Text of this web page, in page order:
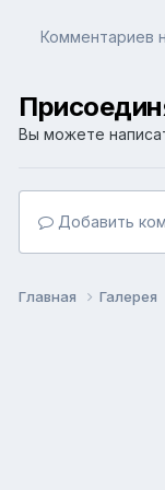
Комментариев
Вы можете
Добавить
Главная Галерея